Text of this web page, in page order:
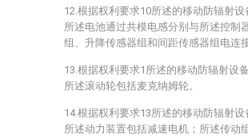
12.根据权利要求10所述的移动防辐射设
所述电池通过共模电感分别与所述控制
组、升降传感器组和间距传感器组电连接
13.根据权利要求1所述的移动防辐射设
所述滚动轮包括麦克纳姆轮。
14.根据权利要求13所述的移动防辐射设
所述动力装置包括减速电机；所述传动